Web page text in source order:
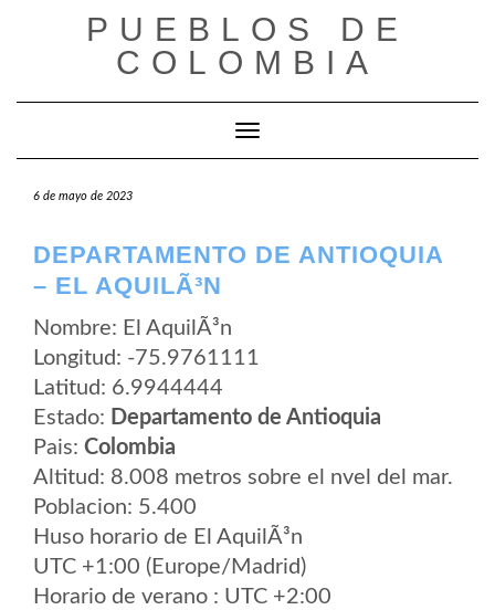
PUEBLOS DE
COLOMBIA
Cambiar modo de navegación
6 de mayo de 2023
DEPARTAMENTO DE ANTIOQUIA
– EL AQUILÃ³N
Nombre: El AquilÃ³n
Longitud: -75.9761111
Latitud: 6.9944444
Estado: Departamento de Antioquia
Pais: Colombia
Altitud: 8.008 metros sobre el nvel del mar.
Poblacion: 5.400
Huso horario de El AquilÃ³n
UTC +1:00 (Europe/Madrid)
Horario de verano : UTC +2:00